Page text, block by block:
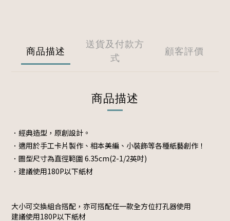
商品描述
送貨及付款方
式
顧客評價
商品描述
．經典造型，原創設計。
．適用於手工卡片製作、相本美編、小裝飾等各種紙藝創作！
．圖型尺寸為直徑範圍 6.35cm(2-1/2英吋)
．建議使用180P以下紙材
大小可交換組合搭配，亦可搭配任一款全方位打孔器使用
建議使用180P以下紙材